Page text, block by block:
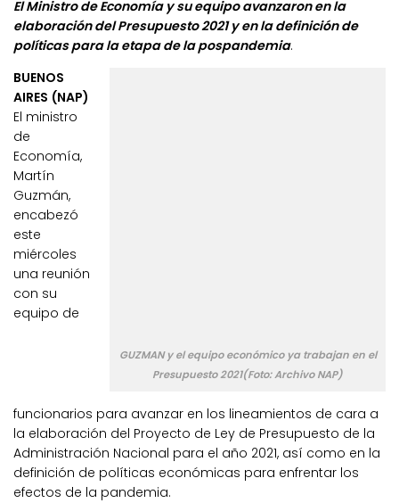
El Ministro de Economía y su equipo avanzaron en la
elaboración del Presupuesto 2021 y en la definición de
políticas para la etapa de la pospandemia.
GUZMAN y el equipo económico ya trabajan en el
Presupuesto 2021(Foto: Archivo NAP)
BUENOS
AIRES (NAP)
El ministro
de
Economía,
Martín
Guzmán,
encabezó
este
miércoles
una reunión
con su
equipo de
funcionarios para avanzar en los lineamientos de cara a
la elaboración del Proyecto de Ley de Presupuesto de la
Administración Nacional para el año 2021, así como en la
definición de políticas económicas para enfrentar los
efectos de la pandemia.